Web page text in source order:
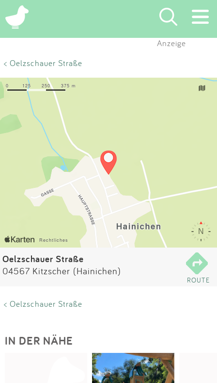
×
Partner
Kontakt
Impressum
Anmelden
Anzeige
< Oelzschauer Straße
Oelzschauer Straße
04567 Kitzscher (Hainichen)
ROUTE
< Oelzschauer Straße
IN DER NÄHE